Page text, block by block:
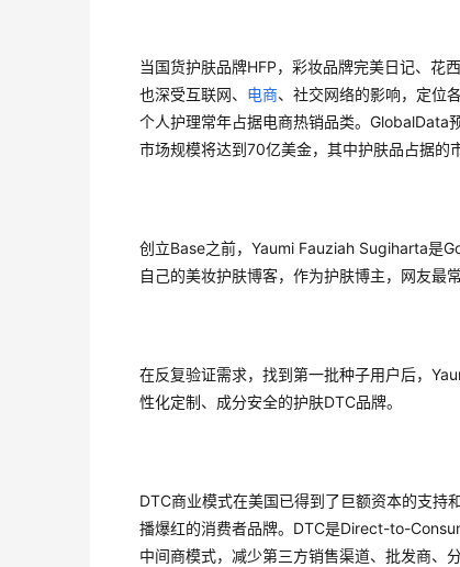
当国货护肤品牌HFP，彩妆品牌完美日记、花
也深受互联网、 电商、社交网络的影响，定位
个人护理常年占据电商热销品类。
市场规模将达到70亿美金，其中护肤品占据的
创立Base之前，Yaumi Fauziah Sugiharta是
自己的美妆护肤博客，作为护肤博主，网友最
在反复验证需求，找到第一批种子用户后，
性化定制、成分安全的护肤DTC品牌。
DTC商业模式在美国已得到了巨额资本的支持
播爆红的消费者品牌。DTC是Direct-to-
中间商模式，减少第三方销售渠道、批发商、